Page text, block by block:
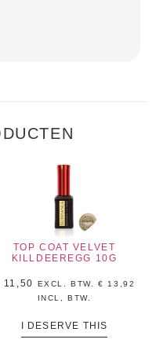
TOP COAT VELVET
KILLDEEREGG 10G
11,50 EXCL. BTW.€
13,92
INCL, BTW.
I DESERVE THIS